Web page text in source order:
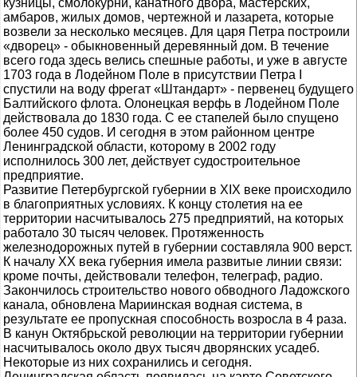
кузницы, смолокурни, канатного двора, мастерских,
амбаров, жилых домов, чертежной и лазарета, которые
возвели за несколько месяцев. Для царя Петра построили
«дворец» - обыкновенный деревянный дом. В течение
всего года здесь велись спешные работы, и уже в августе
1703 года в Лодейном Поле в присутствии Петра I
спустили на воду фрегат «Штандарт» - первенец будущего
Балтийского флота. Олонецкая верфь в Лодейном Поле
действовала до 1830 года. С ее стапелей было спущено
более 450 судов. И сегодня в этом районном центре
Ленинградской области, которому в 2002 году
исполнилось 300 лет, действует судостроительное
предприятие.
Развитие Петербургской губернии в ХIХ веке происходило
в благоприятных условиях. К концу столетия на ее
территории насчитывалось 275 предприятий, на которых
работало 30 тысяч человек. Протяженность
железнодорожных путей в губернии составляла 900 верст.
К началу ХХ века губерния имела развитые линии связи:
кроме почты, действовали телефон, телеграф, радио.
Закончилось строительство нового обводного Ладожского
канала, обновлена Мариинская водная система, в
результате ее пропускная способность возросла в 4 раза.
В канун Октябрьской революции на территории губернии
насчитывалось около двух тысяч дворянских усадеб.
Некоторые из них сохранились и сегодня.